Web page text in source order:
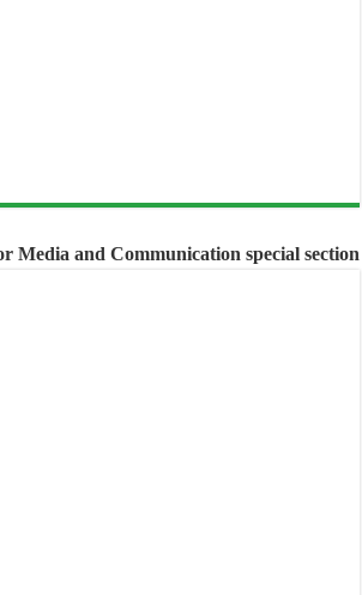
Media and Communication special section